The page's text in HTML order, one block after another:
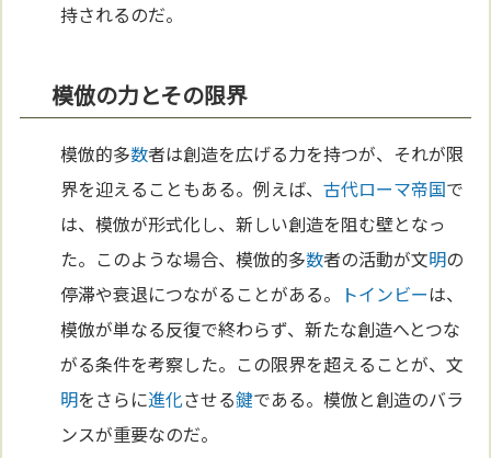
持されるのだ。
模倣の力とその限界
模倣的多数者は創造を広げる力を持つが、それが限
界を迎えることもある。例えば、古代ローマ帝国で
は、模倣が形式化し、新しい創造を阻む壁となっ
た。このような場合、模倣的多数者の活動が文明の
停滞や衰退につながることがある。
トインビーは、
模倣が単なる反復で終わらず、新たな創造へとつな
がる条件を考察した。この限界を超えることが、文
明をさらに進化させる鍵である。模倣と創造のバラ
ンスが重要なのだ。